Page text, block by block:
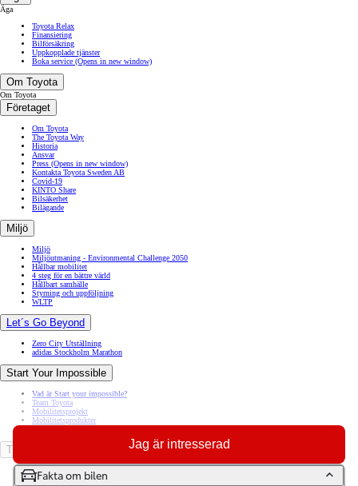
Jag är intresserad
Fakta om bilen
Äga
Toyota Relax
Finansiering
Bilförsäkring
Uppkopplade tjänster
Boka service(Opens in new window)
Om Toyota
Om Toyota
Företaget
Om Toyota
The Toyota Way
Historia
Ansvar
Press(Opens in new window)
Kontakta Toyota Sweden AB
Covid-19
KINTO Share
Bilsäkerhet
Bilägande
Miljö
Miljö
Miljöutmaning - Environmental Challenge 2050
Hållbar mobilitet
4 steg för en bättre värld
Hållbart samhälle
Styrning och uppföljning
WLTP
Let´s Go Beyond
Zero City Utställning
adidas Stockholm Marathon
Start Your Impossible
Vad är Start your impossible?
Team Toyota
Mobilitetsprojekt
Mobilitetsprodukter
Sveriges Paralympiska Kommitté
TOYOTA GAZOO Racing
Om TOYOTA GAZOO Racing
WRC